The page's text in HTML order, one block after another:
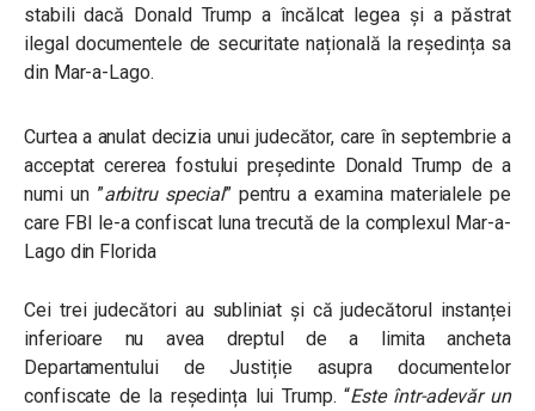
stabili dacă Donald Trump a încălcat legea și a păstrat
ilegal documentele de securitate națională la reședința sa
din Mar-a-Lago.
Curtea a anulat decizia unui judecător, care în septembrie a
acceptat cererea fostului președinte Donald Trump de a
numi un ”arbitru special” pentru a examina materialele pe
care FBI le-a confiscat luna trecută de la complexul Mar-a-
Lago din Florida
Cei trei judecători au subliniat și că judecătorul instanței
inferioare nu avea dreptul de a limita ancheta
Departamentului de Justiție asupra documentelor
confiscate de la reședința lui Trump.“Este într-adevăr un